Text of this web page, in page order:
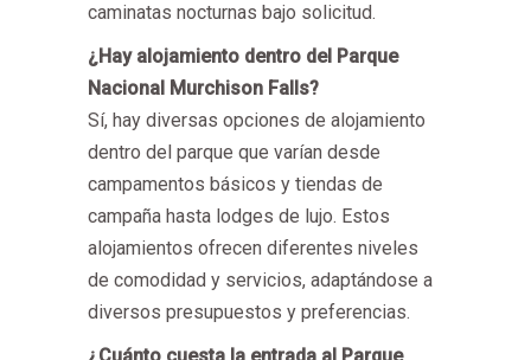
caminatas nocturnas bajo solicitud.
¿Hay alojamiento dentro del Parque
Nacional Murchison Falls?
Sí, hay diversas opciones de alojamiento
dentro del parque que varían desde
campamentos básicos y tiendas de
campaña hasta lodges de lujo. Estos
alojamientos ofrecen diferentes niveles
de comodidad y servicios, adaptándose a
diversos presupuestos y preferencias.